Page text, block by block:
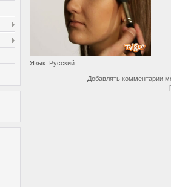
Язык: Русский
Добавлять комментарии